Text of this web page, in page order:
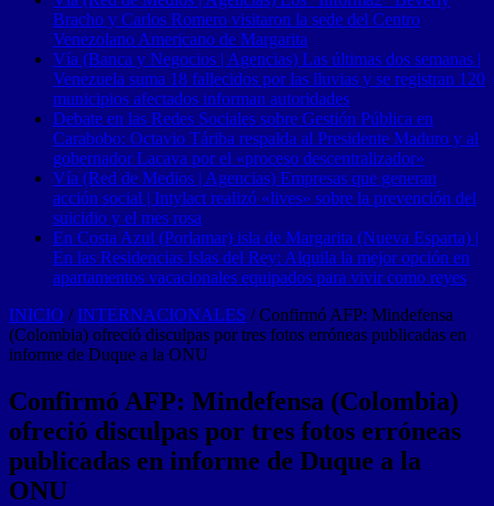
Bracho y Carlos Romero visitaron la sede del Centro
Venezolano Americano de Margarita
Vía (Banca y Negocios | Agencias) Las últimas dos semanas |
Venezuela suma 18 fallecidos por las lluvias y se registran 120
municipios afectados informan autoridades
Debate en las Redes Sociales sobre Gestión Pública en
Carabobo: Octavio Táriba respalda al Presidente Maduro y al
gobernador Lacava por el «proceso descentralizador»
Vía (Red de Medios | Agencias) Empresas que generan
acción social | Intylact realizó «lives» sobre la prevención del
suicidio y el mes rosa
En Costa Azul (Porlamar) isla de Margarita (Nueva Esparta) |
En las Residencias Islas del Rey: Alquila la mejor opción en
apartamentos vacacionales equipados para vivir como reyes
INICIO / INTERNACIONALES / Confirmó AFP: Mindefensa
(Colombia) ofreció disculpas por tres fotos erróneas publicadas en
informe de Duque a la ONU
Confirmó AFP: Mindefensa (Colombia)
ofreció disculpas por tres fotos erróneas
publicadas en informe de Duque a la
ONU